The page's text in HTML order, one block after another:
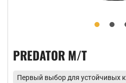
PREDATOR M/T
Первый выбор для устойчивых к